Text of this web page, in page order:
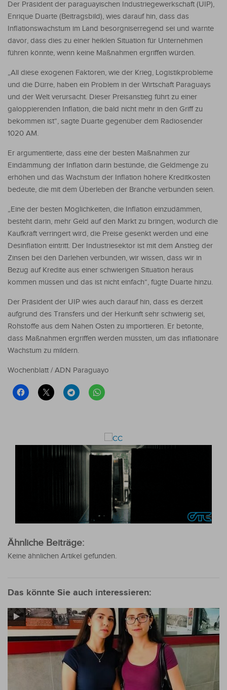
Der Präsident der paraguayischen Industriegewerkschaft (UIP),
Enrique Duarte (Beitragsbild), wies darauf hin, dass das
Inflationswachstum im Land besorgniserregend sei und warnte
davor, dass dies zu einer heiklen Situation für Unternehmen
führen könnte, wenn keine Maßnahmen ergriffen würden.
„All diese exogenen Faktoren, wie der Krieg, Logistikprobleme
und die Dürre, haben ein Problem in der Wirtschaft Paraguays
und der Welt verursacht. Dieser Preisanstieg führt zu einer
galoppierenden Inflation, die bald nicht mehr in den Griff zu
bekommen ist“, sagte Duarte gegenüber dem Radiosender
1020 AM.
Er argumentierte, dass eine der besten Maßnahmen zur
Eindämmung der Inflation darin bestünde, die Geldmenge zu
erhöhen und das Wachstum der Inflation höhere Kreditkosten
bedeute, die mit dem Überleben der Branche verbunden seien.
„Eine der besten Möglichkeiten, die Inflation einzudämmen,
besteht darin, mehr Geld auf den Markt zu bringen, wodurch die
Kaufkraft verringert wird, die Preise gesenkt werden und eine
Desinflation eintritt. Der Industriesektor ist mit dem Anstieg der
Zinsen bei den Darlehen verbunden, wir wissen, dass wir in
Bezug auf Kredite aus einer schwierigen Situation heraus
kommen müssen und das ist nicht einfach“, fügte Duarte hinzu.
Der Präsident der UIP wies auch darauf hin, dass es derzeit
aufgrund des Transfers und der Herkunft sehr schwierig sei,
Rohstoffe aus dem Nahen Osten zu importieren. Er betonte,
dass Maßnahmen ergriffen werden müssten, um das inflationäre
Wachstum zu mildern.
Wochenblatt / ADN Paraguayo
Ähnliche Beiträge:
Keine ähnlichen Artikel gefunden.
Das könnte Sie auch interessieren: